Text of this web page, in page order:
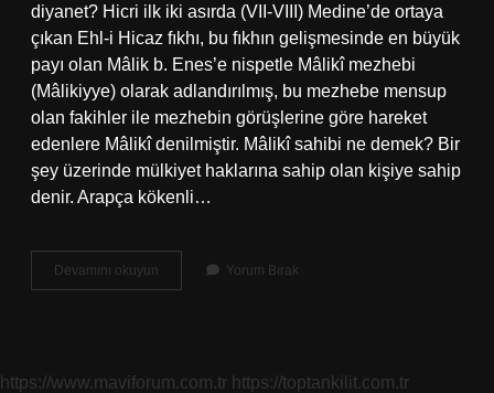
diyanet? Hicri ilk iki asırda (VII-VIII) Medine’de ortaya
çıkan Ehl-i Hicaz fıkhı, bu fıkhın gelişmesinde en büyük
payı olan Mâlik b. Enes’e nispetle Mâlikî mezhebi
(Mâlikiyye) olarak adlandırılmış, bu mezhebe mensup
olan fakihler ile mezhebin görüşlerine göre hareket
edenlere Mâlikî denilmiştir. Mâlikî sahibi ne demek? Bir
şey üzerinde mülkiyet haklarına sahip olan kişiye sahip
denir. Arapça kökenli…
Devamını okuyun
Nedir
Yorum Bırak
https://www.maviforum.com.tr https://toptankilit.com.tr